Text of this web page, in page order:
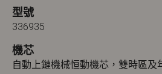
型號
336935
機芯
自動上鏈機械恒動機芯，雙時區及